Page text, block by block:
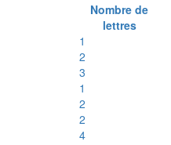
Nombre de
lettres
1
2
3
1
2
2
4